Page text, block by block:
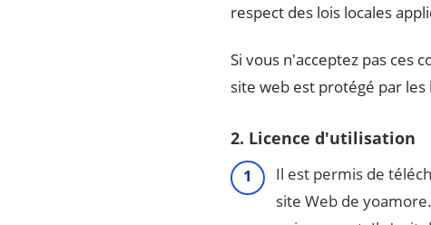
respect des lois locales
Si vous n'acceptez pas ces
site web est protégé par
2. Licence d'utilisation
Il est permis de
site Web de